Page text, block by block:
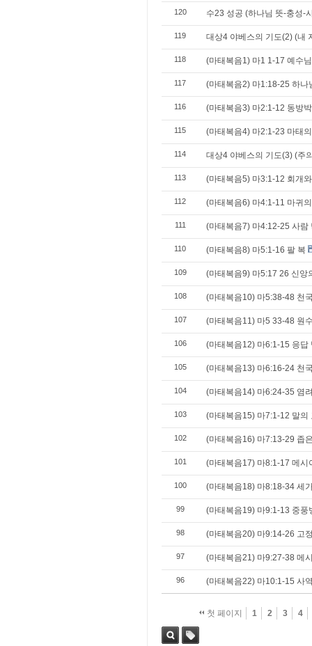
120 수23 성공 (하나님 뜻-충성-
119 대상4 야베스의 기도(2) (내
118 (마태복음1) 마1 1-17 예수
117 (마태복음2) 마1:18-25 하나
116 (마태복음3) 마2:1-12 동방
115 (마태복음4) 마2:1-23 마태
114 대상4 야베스의 기도(3) (주
113 (마태복음5) 마3:1-12 회개
112 (마태복음6) 마4:1-11 마귀
111 (마태복음7) 마4:12-25 사람
110 (마태복음8) 마5:1-16 팔 복
109 (마태복음9) 마5:17 26 신앙
108 (마태복음10) 마5:38-48 천
107 (마태복음11) 마5 33-48 원
106 (마태복음12) 마6:1-15 응답
105 (마태복음13) 마6:16-24 천
104 (마태복음14) 마6:24-35 염
103 (마태복음15) 마7:1-12 말의
102 (마태복음16) 마7:13-29 좁
101 (마태복음17) 마8:1-17 메시
100 (마태복음18) 마8:18-34 세
99 (마태복음19) 마9:1-13 중풍
98 (마태복음20) 마9:14-26 고
97 (마태복음21) 마9:27-38 메
96 (마태복음22) 마10:1-15 사
첫 페이지 1 2 3 4